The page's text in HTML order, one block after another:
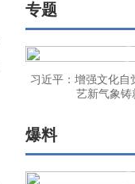
专题
习近平：增强文化自
艺新气象铸
爆料